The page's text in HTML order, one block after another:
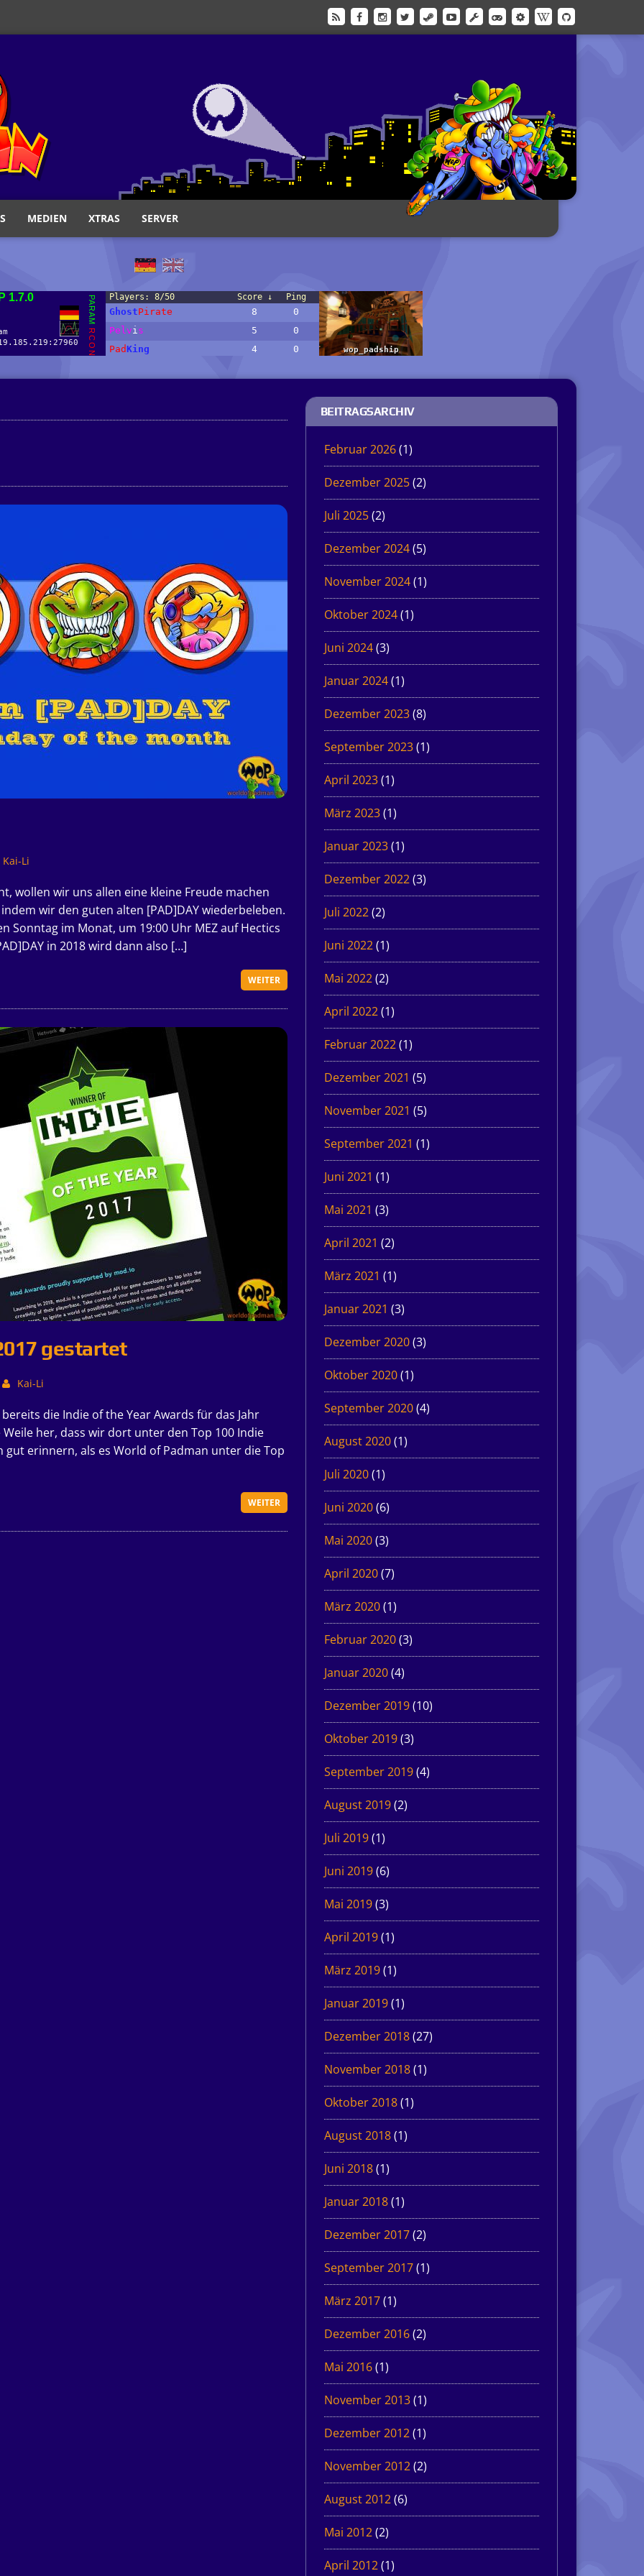
MEDIEN XTRAS SERVER
Kai-Li
wollen wir uns allen eine kleine Freude machen
wir den guten alten [PAD]DAY wiederbeleben.
im Monat, um 19:00 Uhr MEZ auf Hectics
in 2018 wird dann also […]
WEITER
gestartet
Kai-Li
die Indie of the Year Awards für das Jahr
her, dass wir dort unter den Top 100 Indie
erinnern, als es World of Padman unter die Top
WEITER
BEITRAGSARCHIV
Februar 2026(1)
Dezember 2025(2)
Juli 2025(2)
Dezember 2024(5)
November 2024(1)
Oktober 2024(1)
Juni 2024(3)
Januar 2024(1)
Dezember 2023(8)
September 2023(1)
April 2023(1)
März 2023(1)
Januar 2023(1)
Dezember 2022(3)
Juli 2022(2)
Juni 2022(1)
Mai 2022(2)
April 2022(1)
Februar 2022(1)
Dezember 2021 (5)
November 2021 (5)
September 2021 (1)
Juni 2021 (1)
Mai 2021 (3)
April 2021 (2)
März 2021 (1)
Januar 2021 (3)
Dezember 2020(3)
Oktober 2020(1)
September 2020(4)
August 2020(1)
Juli 2020(1)
Juni 2020(6)
Mai 2020(3)
April 2020(7)
März 2020(1)
Februar 2020(3)
Januar 2020(4)
Dezember 2019(10)
Oktober 2019(3)
September 2019(4)
August 2019(2)
Juli 2019(1)
Juni 2019(6)
Mai 2019(3)
April 2019(1)
März 2019(1)
Januar 2019(1)
Dezember 2018(27)
November 2018(1)
Oktober 2018(1)
August 2018(1)
Juni 2018(1)
Januar 2018(1)
Dezember 2017(2)
September 2017(1)
März 2017(1)
Dezember 2016(2)
Mai 2016(1)
November 2013(1)
Dezember 2012(1)
November 2012(2)
August 2012(6)
Mai 2012(2)
April 2012(1)